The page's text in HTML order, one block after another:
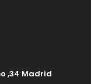
,34 Madrid